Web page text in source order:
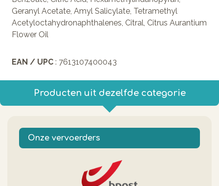
Geranyl Acetate, Amyl Salicylate, Tetramethyl
Acetyloctahydronaphthalenes, Citral, Citrus Aurantium
Flower Oil
EAN / UPC : 7613107400043
Producten uit dezelfde categorie
Onze vervoerders